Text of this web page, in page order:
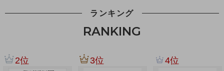
ランキング
RANKING